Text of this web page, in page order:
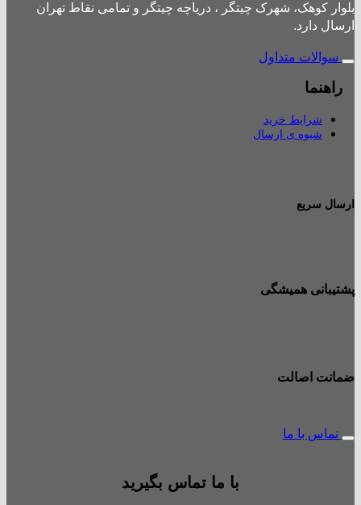
بلوار کوهک، شهرک چیتگر ، دریاچه چیتگر و تمامی نقاط تهران
ارسال دارد.
سوالات متداول
راهنما
شرایط خرید
شیوه ی ارسال
ارسال سریع
پشتیبانی همیشگی
ضمانت اصالت
تماس با ما
با ما تماس بگیرید